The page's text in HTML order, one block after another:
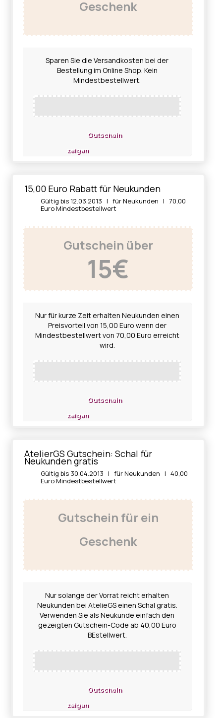
Geschenk
Sparen Sie die Versandkosten bei der
Bestellung im Online Shop. Kein
Mindestbestellwert.
Gutschein
zeigen
15,00 Euro Rabatt für Neukunden
Gültig bis 12.03.2013 | für Neukunden | 70,00
Euro Mindestbestellwert
Gutschein über
15€
Nur für kurze Zeit erhalten Neukunden einen
Preisvorteil von 15,00 Euro wenn der
Mindestbestellwert von 70,00 Euro erreicht
wird.
Gutschein
zeigen
AtelierGS Gutschein: Schal für
Neukunden gratis
Gültig bis 30.04.2013 | für Neukunden | 40,00
Euro Mindestbestellwert
Gutschein für ein
Geschenk
Nur solange der Vorrat reicht erhalten
Neukunden bei AtelieGS einen Schal gratis.
Verwenden Sie als Neukunde einfach den
gezeigten Gutschein-Code ab 40,00 Euro
BEstellwert.
Gutschein
zeigen